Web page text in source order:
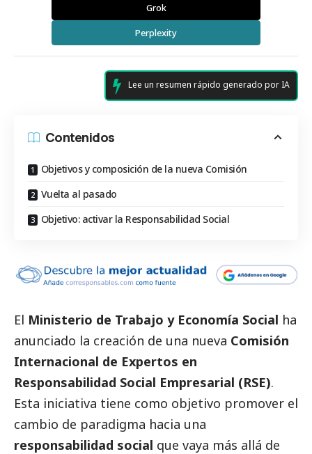
Grok
Perplexity
Lee un resumen rápido generado por IA
Contenidos
Objetivos y composición de la nueva Comisión
Vuelta al pasado
Objetivo: activar la Responsabilidad Social
El Ministerio de Trabajo y Economía Social ha
anunciado la creación de una nueva Comisión
Internacional de Expertos en
Responsabilidad Social Empresarial (RSE).
Esta iniciativa tiene como objetivo promover el
cambio de paradigma hacia una
responsabilidad social que vaya más allá de